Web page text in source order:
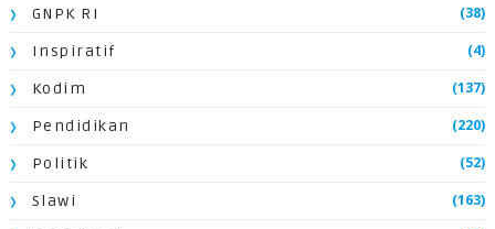
GNPK RI (38)
Inspiratif (4)
Kodim (137)
Pendidikan (220)
Politik (52)
Slawi (163)